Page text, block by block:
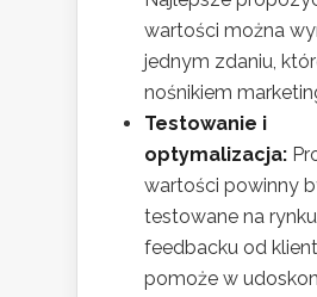
wartości można
jednym zdaniu,
nośnikiem
Testowanie i
optymalizacja:
wartości powinny
testowane na
feedbacku od
pomoże w